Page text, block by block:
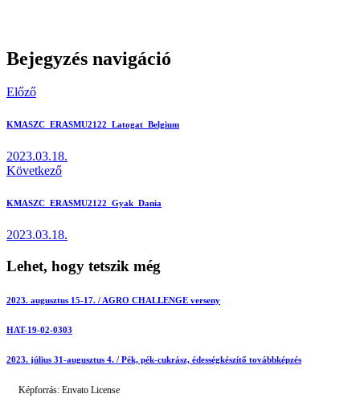
Bejegyzés navigáció
Előző
KMASZC_ERASMU2122_Latogat_Belgium
2023.03.18.
Következő
KMASZC_ERASMU2122_Gyak_Dania
2023.03.18.
Lehet, hogy tetszik még
2023. augusztus 15-17. / AGRO CHALLENGE verseny
HAT-19-02-0303
2023. július 31-augusztus 4. / Pék, pék-cukrász, édességkészítő továbbképzés
Képforrás: Envato License